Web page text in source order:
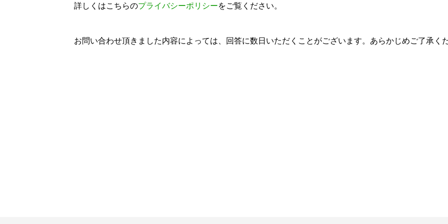
詳しくはこちらのプライバシーポリシーをご覧ください。
お問い合わせ頂きました内容によっては、回答に数日いただくことがございます。あらかじめご了承く